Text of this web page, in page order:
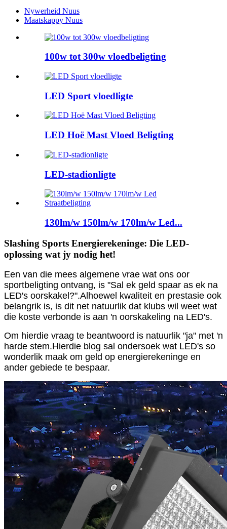
Nywerheid Nuus
Maatskappy Nuus
100w tot 300w vloedbeligting
LED Sport vloedligte
LED Hoë Mast Vloed Beligting
LED-stadionligte
130lm/w 150lm/w 170lm/w Led...
Slashing Sports Energierekeninge: Die LED-
oplossing wat jy nodig het!
Een van die mees algemene vrae wat ons oor
sportbeligting ontvang, is "Sal ek geld spaar as ek na
LED's oorskakel?".Alhoewel kwaliteit en prestasie ook
belangrik is, is dit net natuurlik dat klubs wil weet wat
die koste verbonde is aan 'n oorskakeling na LED's.
Om hierdie vraag te beantwoord is natuurlik "ja" met 'n
harde stem.Hierdie blog sal ondersoek wat LED's so
wonderlik maak om geld op energierekeninge en
ander gebiede te bespaar.